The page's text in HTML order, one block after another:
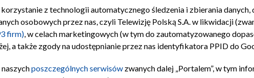
prywatności Moje zgody Pomoc Biuro reklamy
z technologii automatycznego śledzenia i zbierania
osobowych przez nas, czyli Telewizję Polską S.A. w likwidacji
firm), w celach marketingowych (w tym do zautomatyzowanego
a także zgody na udostępnianie przez nas identyfikatora PPID do
poszczególnych serwisów zwanych dalej „Portalem”, w tym